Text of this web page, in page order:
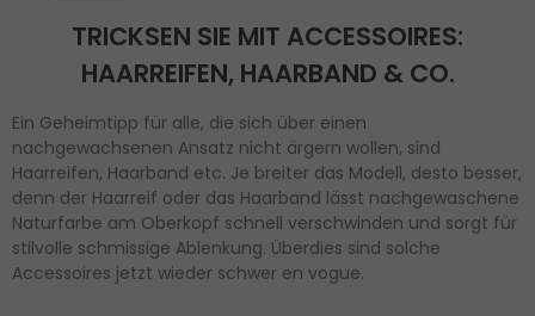
TRICKSEN SIE MIT ACCESSOIRES:
HAARREIFEN, HAARBAND & CO.
Ein Geheimtipp für alle, die sich über einen
nachgewachsenen Ansatz nicht ärgern wollen, sind
Haarreifen, Haarband etc. Je breiter das Modell, desto besser,
denn der Haarreif oder das Haarband lässt nachgewaschene
Naturfarbe am Oberkopf schnell verschwinden und sorgt für
stilvolle schmissige Ablenkung. Überdies sind solche
Accessoires jetzt wieder schwer en vogue.